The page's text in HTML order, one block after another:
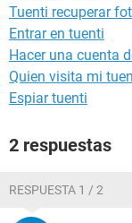
Tuenti recuperar
Entrar en tuenti
Hacer una cuenta
Quien visita mi
Espiar tuenti
2 respuestas
RESPUESTA 1 / 2